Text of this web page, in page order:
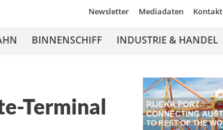
Newsletter Mediadaten Kontakt
BINNENSCHIFF INDUSTRIE & HANDEL
Terminal